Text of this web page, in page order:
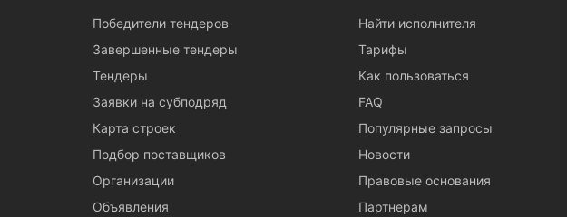
Победители тендеров
Завершенные тендеры
Тендеры
Заявки на субподряд
Карта строек
Подбор поставщиков
Организации
Объявления
Найти исполнителя
Тарифы
Как пользоваться
FAQ
Популярные запросы
Новости
Правовые основания
Партнерам